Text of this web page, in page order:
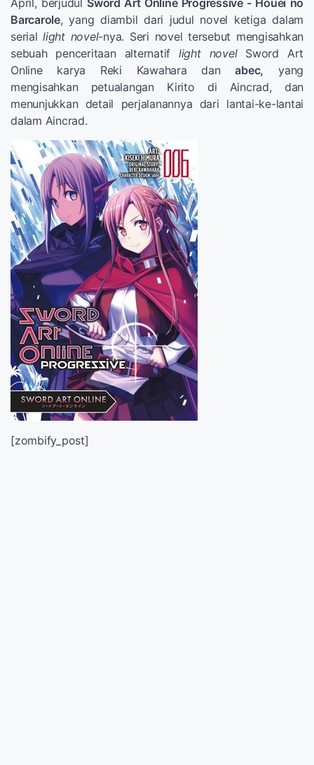
April, berjudul Sword Art Online Progressive - Houei no
Barcarole, yang diambil dari judul novel ketiga dalam
seriallight novel-nya. Seri novel tersebut mengisahkan
sebuah penceritaan alternatif light novelSword Art
Online karya Reki Kawahara danabec, yang
mengisahkan petualangan Kirito di Aincrad, dan
menunjukkan detail perjalanannya dari lantai-ke-lantai
dalam Aincrad.
[zombify_post]